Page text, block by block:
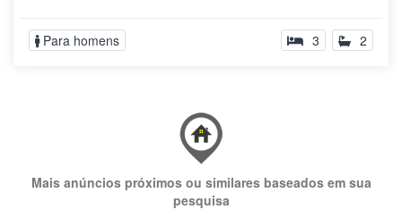
Para homens 3 2
Mais anúncios próximos ou similares baseados em sua
pesquisa